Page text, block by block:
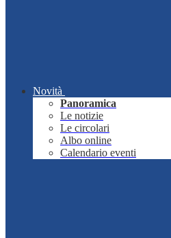
Novità
Panoramica
Le notizie
Le circolari
Albo online
Calendario eventi